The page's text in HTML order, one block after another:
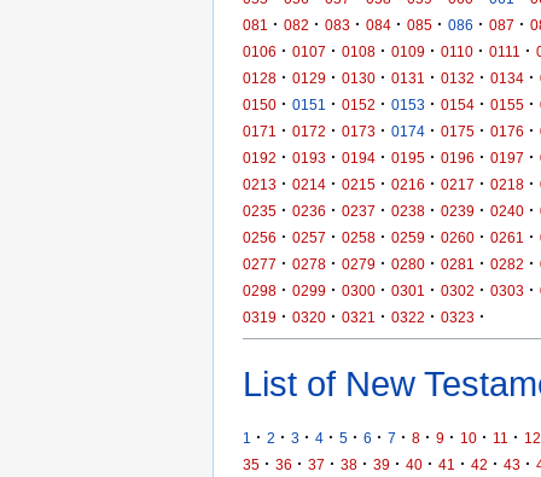
081
· 082 · 083 · 084 · 085 · 086 · 087 ·
0106 · 0107 · 0108 · 0109 · 0110 · 0111 ·
0128 · 0129 · 0130 · 0131 · 0132 · 0134 ·
0150 · 0151 · 0152 · 0153 · 0154 · 0155 ·
0171
· 0172 · 0173 · 0174 · 0175 · 0176 ·
0192 · 0193 · 0194 · 0195 · 0196 · 0197 ·
0213 · 0214 · 0215 · 0216 · 0217 · 0218 ·
0235 · 0236 · 0237 · 0238 · 0239 · 0240 ·
0256 · 0257 · 0258 · 0259 · 0260 · 0261 ·
0277 · 0278 · 0279 · 0280 · 0281 · 0282 ·
0298 · 0299 · 0300 · 0301 · 0302 · 0303 ·
0319 · 0320 · 0321 · 0322 · 0323 ·
List of New
1 · 2 · 3 · 4 · 5 · 6 · 7 · 8 · 9 · 10 · 11 · 12
35 · 36 · 37 · 38 · 39 · 40 · 41 · 42 · 43 ·